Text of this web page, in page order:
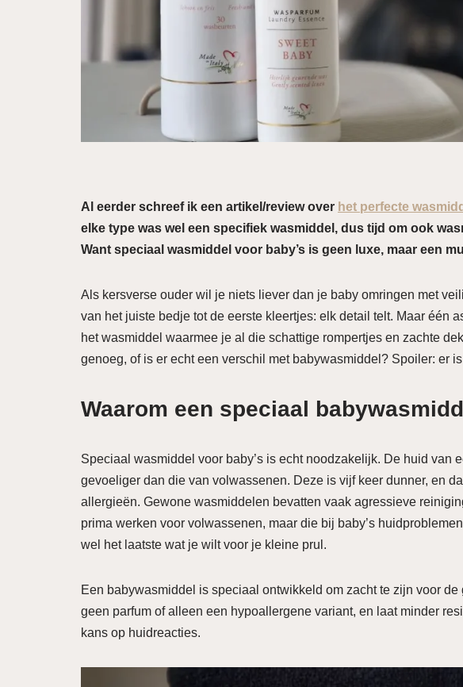
Al eerder schreef ik een artikel/review over het perfecte
elke type was wel een specifiek wasmiddel, dus tijd om ook
Want speciaal wasmiddel voor baby’s is geen luxe, maar een
Als kersverse ouder wil je niets liever dan je baby omringen met
van het juiste bedje tot de eerste kleertjes: elk detail telt. Maar één
het wasmiddel waarmee je al die schattige rompertjes en zachte
genoeg, of is er echt een verschil met babywasmiddel? Spoiler: er
Waarom een speciaal
Speciaal wasmiddel voor baby’s is echt noodzakelijk. De huid van
gevoeliger dan die van volwassenen. Deze is vijf keer dunner, en
allergieën. Gewone wasmiddelen bevatten vaak agressieve
prima werken voor volwassenen, maar die bij baby’s
wel het laatste wat je wilt voor je kleine prul.
Een babywasmiddel is speciaal ontwikkeld om zacht te zijn voor
geen parfum of alleen een hypoallergene variant, en laat minder
kans op huidreacties.